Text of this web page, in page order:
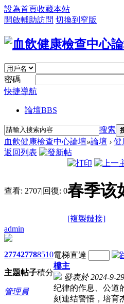
設為首頁收藏本站
開啟輔助訪問 切換到窄版
密碼
快捷導航
論壇BBS
搜索
血飲健康檢查中心論壇»論壇 › 健
返回列表
查看: 2707|回復: 0春季该
[複製鏈接]
admin
2774
主題
2778
帖子
8510
積分
管理員
電梯直達
樓主
發表於 2024-9-
纪律的作息、公道
刻連结警悟，培育